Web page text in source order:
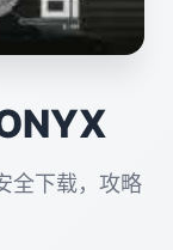
全下载，攻略